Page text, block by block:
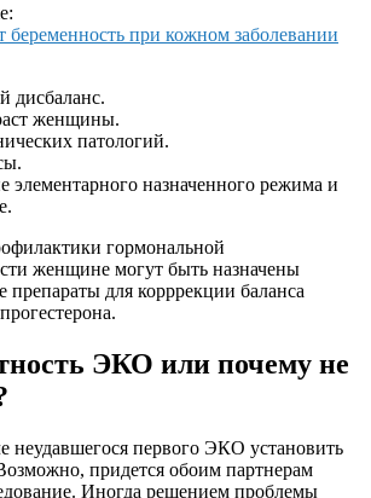
беременность при кожном заболевании
дисбаланс.
женщины.
патологий.
элементарного назначенного режима и
гормональной
женщине могут быть назначены
препараты для корррекции баланса
ЭКО или почему не
неудавшегося первого ЭКО установить
придется обоим партнерам
Иногда решением проблемы